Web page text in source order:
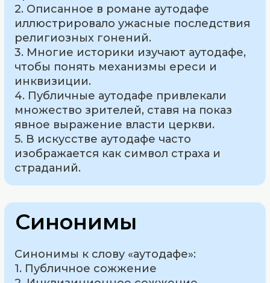
2. Описанное в романе аутодафе
иллюстрировало ужасные последствия
религиозных гонений.
3. Многие историки изучают аутодафе,
чтобы понять механизмы ереси и
инквизиции.
4. Публичные аутодафе привлекали
множество зрителей, ставя на показ
явное выражение власти церкви.
5. В искусстве аутодафе часто
изображается как символ страха и
страданий.
Синонимы
Синонимы к слову «аутодафе»:
1. Публичное сожжение